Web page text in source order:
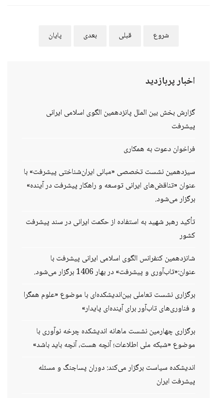
شروع قبلی بعدی پایان
اخبارپربازدید
گزارش بخش بین الملل پانزدهمین الگوی اسلامی ایرانی
پیشرفت
فراخوان دعوت به همکاری
سیزدهمین نشست تخصصی «مبانی ایران‌شناختی پیشرفت» با
عنوان «تناقض‌های ایرانی توسعه و راهکار پیشرفت در آینده»
برگزار می‌شود.
تأکید رهبر شهید به استفاده از حکمت ایرانی در سند پیشرفت
کشور
شانزدهمین کنفرانس الگوی اسلامی ایرانی پیشرفت با
عنوان:«تاب‌آوری و پیشرفت» در بهار 1406 برگزار می‌شود.
برگزاری نشست تعاملی بین‌اندیشکده‌ای با موضوع «علوم همگرا
و فناوری‌های تاب‌آور برای آینده‌ای پایدار»
برگزاری چهارمین نشست ماهانه اندیشکده چرخه نوآوری با
موضوع «شبکه ملی اطلاعات؛ آنچه هست، آنچه باید باشد»
اندیشکده سیاست برگزار می‌کند: دوران پساجنگ و مسئله
پیشرفت ایران